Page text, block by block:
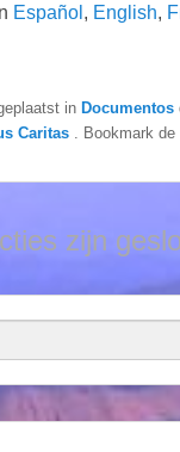
Español , English,
inDocumentos
Caritas
. Bookmark de
zijn